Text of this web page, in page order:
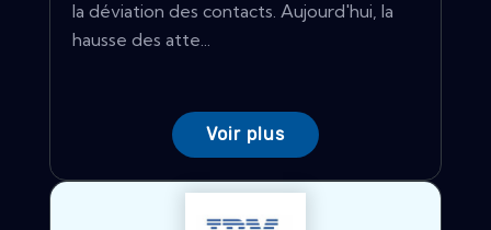
la déviation des contacts. Aujourd'hui, la
hausse des atte...
Voir plus